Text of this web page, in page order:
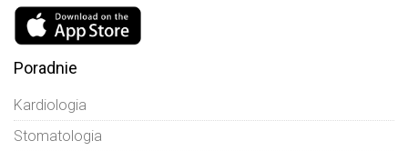
Poradnie
Kardiologia
Stomatologia